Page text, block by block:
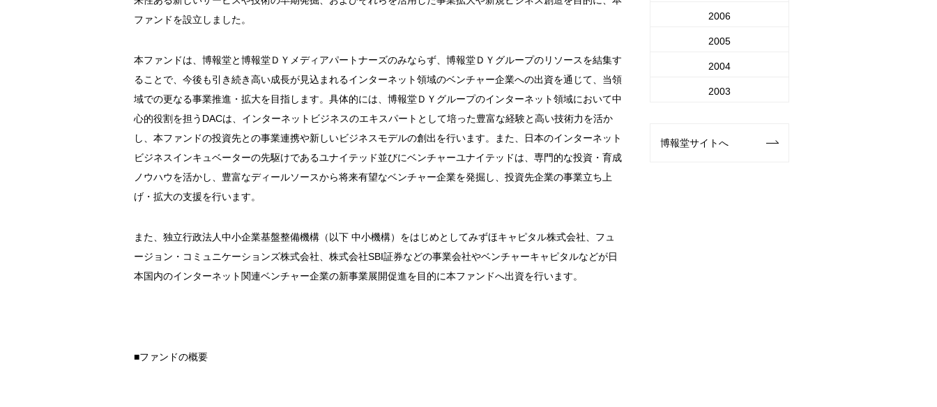
ファンドを設立しました。
本ファンドは、博報堂と博報堂ＤＹメディアパートナーズのみならず、博報堂ＤＹグループのリソースを結集す
ることで、今後も引き続き高い成長が見込まれるインターネット領域のベンチャー企業への出資を通じて、当領
域での更なる事業推進・拡大を目指します。具体的には、博報堂ＤＹグループのインターネット領域において中
心的役割を担うDACは、インターネットビジネスのエキスパートとして培った豊富な経験と高い技術力を活か
し、本ファンドの投資先との事業連携や新しいビジネスモデルの創出を行います。また、日本のインターネット
ビジネスインキュベーターの先駆けであるユナイテッド並びにベンチャーユナイテッドは、専門的な投資・育成
ノウハウを活かし、豊富なディールソースから将来有望なベンチャー企業を発掘し、投資先企業の事業立ち上
げ・拡大の支援を行います。
また、独立行政法人中小企業基盤整備機構（以下 中小機構）をはじめとしてみずほキャピタル株式会社、フュ
ージョン・コミュニケーションズ株式会社、株式会社SBI証券などの事業会社やベンチャーキャピタルなどが日
本国内のインターネット関連ベンチャー企業の新事業展開促進を目的に本ファンドへ出資を行います。
■ファンドの概要
2006
2005
2004
2003
博報堂サイトへ